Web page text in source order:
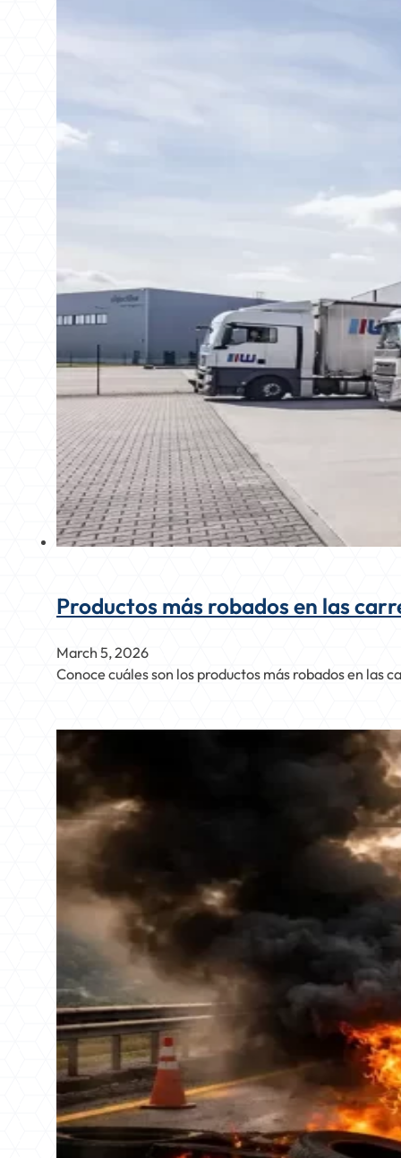
Productos más robados en las
March 5, 2026
Conoce cuáles son los productos más robados en las